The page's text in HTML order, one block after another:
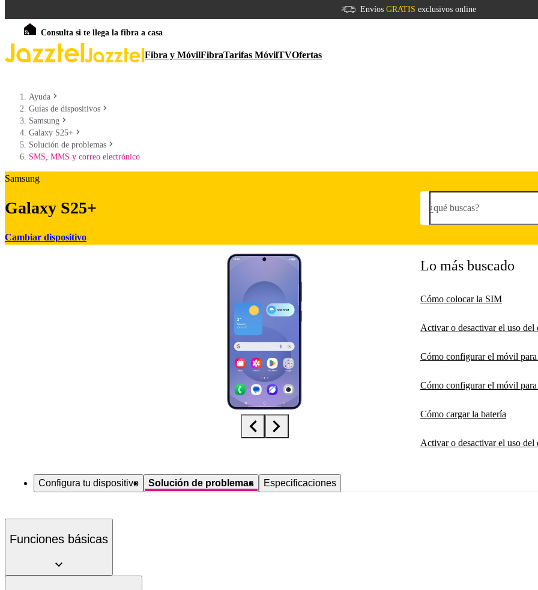
Envíos GRATIS exclusivos online
Consulta si te llega la fibra a casa
Fibra y MóvilFibraTarifas MóvilTVOfertas
Ayuda
Guías de dispositivos
Samsung
Galaxy S25+
Solución de problemas
SMS, MMS y correo electrónico
Samsung
Galaxy S25+
Cambiar dispositivo
¿qué buscas?
Lo más buscado
Cómo colocar la SIM
Activar o desactivar el uso
Cómo configurar el móvil
Cómo configurar el móvil
Cómo cargar la batería
Activar o desactivar el uso del
Configura tu dispositivo Solución de problemas Especificaciones
Funciones básicas